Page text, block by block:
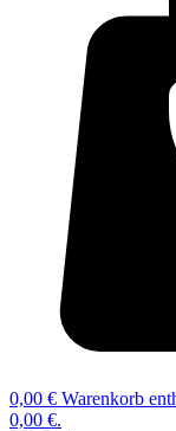
0,00 € Warenkorb
0,00 €.